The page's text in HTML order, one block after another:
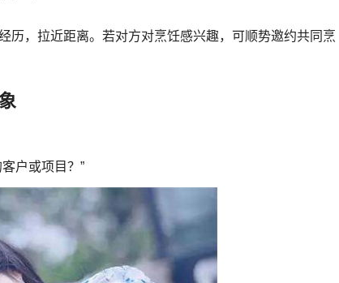
历，拉近距离。若对方对烹饪感兴趣，可顺势邀约共同烹
户或项目？”